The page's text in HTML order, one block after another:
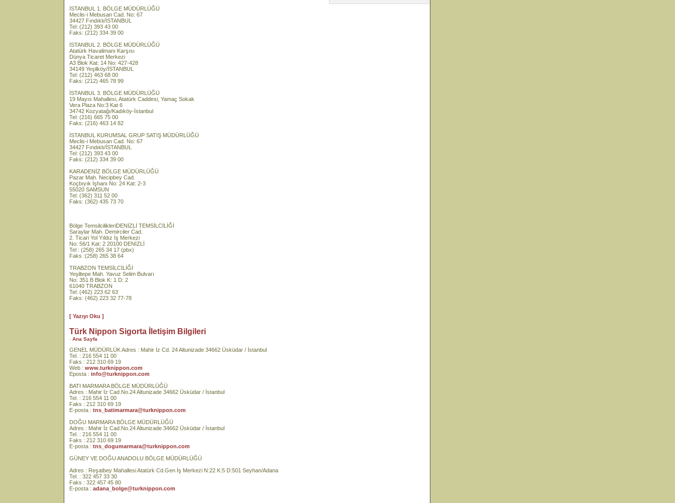
İSTANBUL 1. BÖLGE MÜDÜRLÜĞÜ
Meclis-i Mebusan Cad. No: 67
34427 Fındıklı/İSTANBUL
Tel: (212) 393 43 00
Faks: (212) 334 39 00
İSTANBUL 2. BÖLGE MÜDÜRLÜĞÜ
Atatürk Havalimanı Karşısı
Dünya Ticaret Merkezi
A3 Blok Kat: 14 No: 427-428
34149 Yeşilköy/İSTANBUL
Tel: (212) 463 68 00
Faks: (212) 465 78 99
İSTANBUL 3. BÖLGE MÜDÜRLÜĞÜ
19 Mayıs Mahallesi, Atatürk Caddesi, Yamaç Sokak
Vera Plaza No:3 Kat 6
34742 Kozyatağı/Kadıköy-İstanbul
Tel: (216) 665 75 00
Faks: (216) 463 14 82
İSTANBUL KURUMSAL GRUP SATIŞ MÜDÜRLÜĞÜ
Meclis-i Mebusan Cad. No: 67
34427 Fındıklı/İSTANBUL
Tel: (212) 393 43 00
Faks: (212) 334 39 00
KARADENİZ BÖLGE MÜDÜRLÜĞÜ
Pazar Mah. Necipbey Cad.
Koçbıyık İşhanı No: 24 Kat: 2-3
55020 SAMSUN
Tel: (362) 311 52 00
Faks: (362) 435 73 70
Bölge TemsilcilikleriDENİZLİ TEMSİLCİLİĞİ
Saraylar Mah. Demirciler Cad.
2. Ticari Yol Yıldız İş Merkezi
No: 56/1 Kat: 2 20100 DENİZLİ
Tel : (258) 265 34 17 (pbx)
Faks :(258) 265 38 64
TRABZON TEMSİLCİLİĞİ
Yeşiltepe Mah. Yavuz Selim Bulvarı
No: 351 B Blok K: 1 D: 2
61040 TRABZON
Tel: (462) 223 62 63
Faks: (462) 223 32 77-78
[ Yazıyı Oku ]
Türk Nippon Sigorta İletişim Bilgileri
- Ana Sayfa
GENEL MÜDÜRLÜK Adres : Mahir İz Cd. 24 Altunizade 34662 Üsküdar / İstanbul
Tel. : 216 554 11 00
Faks : 212 310 69 19
Web : www.turknippon.com
Eposta : info@turknippon.com
BATI MARMARA BÖLGE MÜDÜRLÜĞÜ
Adres : Mahir İz Cad.No.24 Altunizade 34662 Üsküdar / İstanbul
Tel. : 216 554 11 00
Faks : 212 310 69 19
E-posta : tns_batimarmara@turknippon.com
DOĞU MARMARA BÖLGE MÜDÜRLÜĞÜ
Adres : Mahir İz Cad.No.24 Altunizade 34662 Üsküdar / İstanbul
Tel. : 216 554 11 00
Faks : 212 310 69 19
E-posta : tns_dogumarmara@turknippon.com
GÜNEY VE DOĞU ANADOLU BÖLGE MÜDÜRLÜĞÜ
Adres : Reşatbey Mahallesi Atatürk Cd.Gen İş Merkezi N:22 K:5 D:501 Seyhan/Adana
Tel. : 322 457 33 30
Faks : 322 457 45 80
E-posta : adana_bolge@turknippon.com